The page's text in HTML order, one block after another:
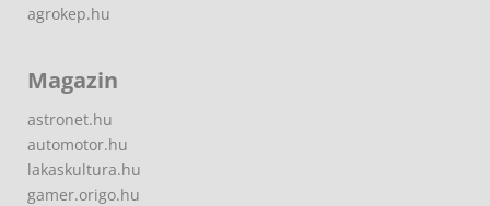
agrokep.hu
Magazin
astronet.hu
automotor.hu
lakaskultura.hu
gamer.origo.hu